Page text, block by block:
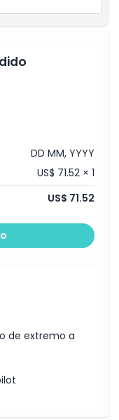
DD MM, YYYY
US$ 71.52 × 1
US$ 71.52
de extremo a